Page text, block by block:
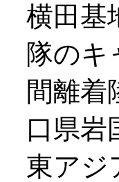
横田基
隊のキ
間離着
口県岩
東アジ